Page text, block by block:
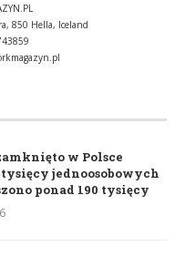
850 Hella, Iceland
w Polsce
tysięcy jednoosobowych
ponad 190 tysięcy